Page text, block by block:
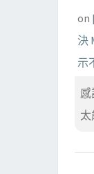
on
決
示
太